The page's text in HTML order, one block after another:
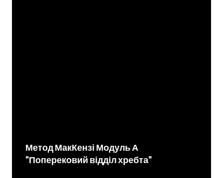
Метод МакКензі Модуль А
"Поперековий відділ хребта"